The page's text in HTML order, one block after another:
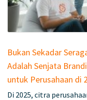
Bukan Sekadar
Adalah Senjata
untuk Perusahaan di
Di 2025, citra